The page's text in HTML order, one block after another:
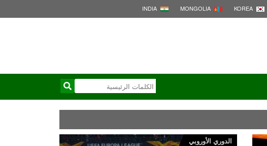
KOREA
MONGOLIA
INDIA
الدوري الأوروبي